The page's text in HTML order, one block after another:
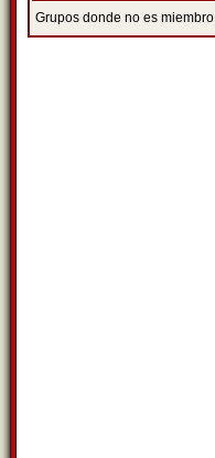
Grupos donde no es miembro